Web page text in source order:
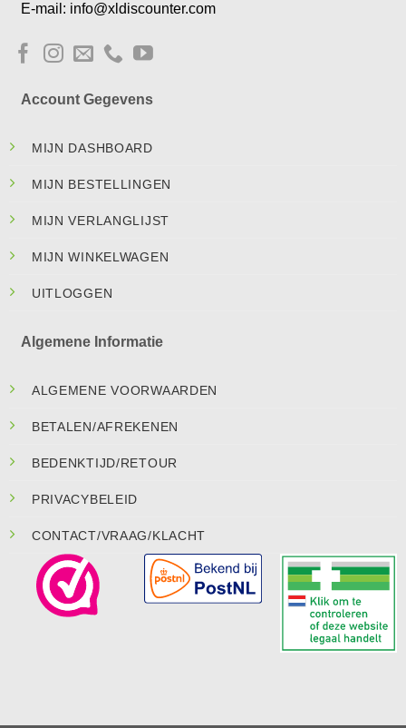
E-mail: info@xldiscounter.com
Account Gegevens
MIJN DASHBOARD
MIJN BESTELLINGEN
MIJN VERLANGLIJST
MIJN WINKELWAGEN
UITLOGGEN
Algemene Informatie
ALGEMENE VOORWAARDEN
BETALEN/AFREKENEN
BEDENKTIJD/RETOUR
PRIVACYBELEID
CONTACT/VRAAG/KLACHT